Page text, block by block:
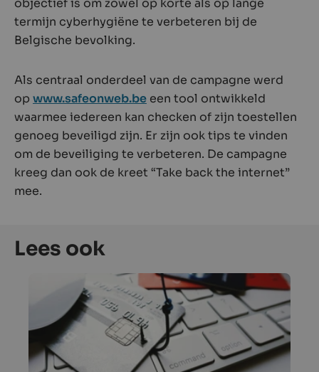
objectief is om zowel op korte als op lange
termijn cyberhygiëne te verbeteren bij de
Belgische bevolking.
Als centraal onderdeel van de campagne werd
op www.safeonweb.be een tool ontwikkeld
waarmee iedereen kan checken of zijn toestellen
genoeg beveiligd zijn. Er zijn ook tips te vinden
om de beveiliging te verbeteren. De campagne
kreeg dan ook de kreet “Take back the internet”
mee.
Lees ook